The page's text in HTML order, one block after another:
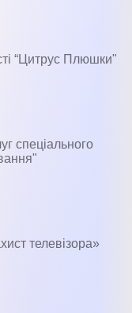
“Цитрус Плюшки"
спеціального
телевізора»